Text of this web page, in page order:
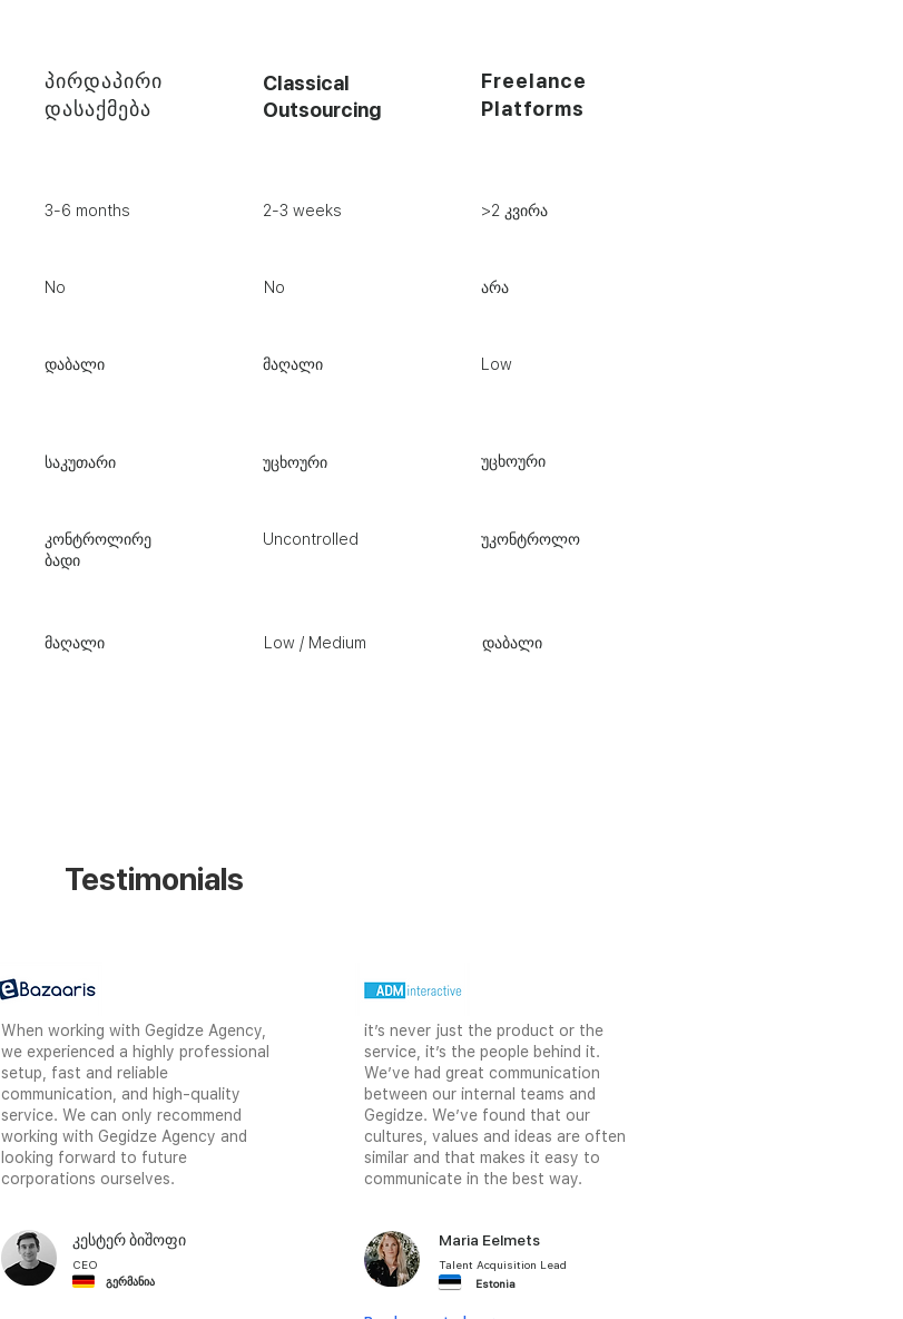
პირდაპირი
დასაქმება
Classical
Outsourcing
Freelance
Platforms
3-6 months 2-3 weeks >2 კვირა
No No არა
დაბალი მაღალი Low
საკუთარი უცხოური უცხოური
კონტროლირე
ბადი
Uncontrolled უკონტროლო
მაღალი Low / Medium დაბალი
Testimonials
When working with Gegidze Agency,
we experienced a highly professional
setup, fast and reliable
communication, and high-quality
service. We can only recommend
working with Gegidze Agency and
looking forward to future
corporations ourselves.
კესტერ ბიშოფი
CEO
გერმანია
it’s never just the product or the
service, it’s the people behind it.
We’ve had great communication
between our internal teams and
Gegidze. We’ve found that our
cultures, values and ideas are often
similar and that makes it easy to
communicate in the best way.
Maria Eelmets
Talent Acquisition Lead
Estonia